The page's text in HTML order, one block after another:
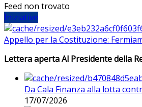
Feed non trovato
Iniziative
Appello per la Costituzione:
Lettera aperta Al Presidente della
Da Cala Finanza alla lotta
17/07/2026